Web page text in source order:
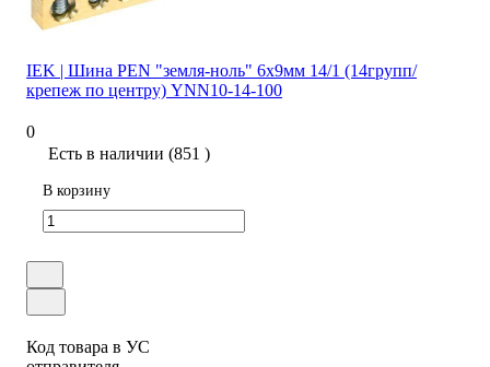
IEK | Шина PEN "земля-ноль" 6х9мм 14/1 (14групп/
крепеж по центру) YNN10-14-100
0
Есть в наличии (851 )
В корзину
Код товара в УС